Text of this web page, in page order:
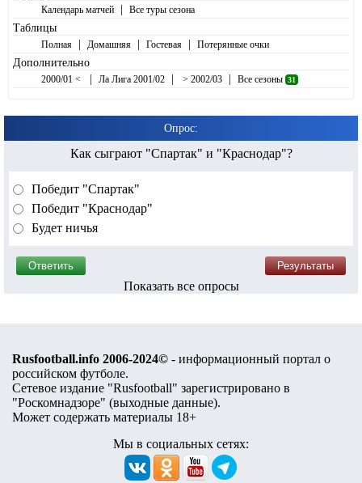
Календарь матчей | Все туры сезона
Таблицы
Полная | Домашняя | Гостевая | Потерянные очки
Дополнительно
2000/01 < | Ла Лига 2001/02 | > 2002/03 | Все сезоны 31
Опрос:
Как сыграют "Спартак" и "Краснодар"?
Победит "Спартак"
Победит "Краснодар"
Будет ничья
Показать все опросы
Rusfootball.info 2006-2024© - информационный портал о
российском футболе.
Сетевое издание "Rusfootball" зарегистрировано в
"Роскомнадзоре" (выходные данные).
Может содержать материалы 18+
Мы в социальных сетях: